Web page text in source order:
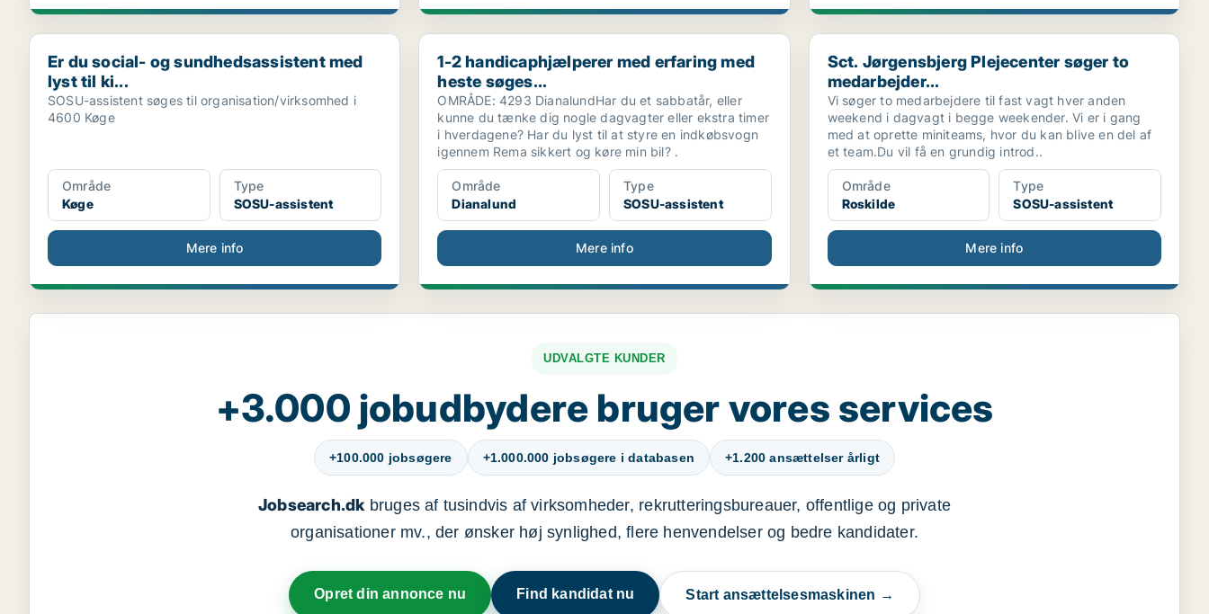
Er du social- og sundhedsassistent med lyst til ki...
Er du social- og sundhedsassistent med
lyst til ki...
SOSU-assistent søges til organisation/virksomhed i
4600 Køge
Område
Køge
Type
SOSU-assistent
Mere info
1-2 handicaphjælperer med erfaring med heste søges...
1-2 handicaphjælperer med erfaring med
heste søges...
OMRÅDE: 4293 DianalundHar du et sabbatår, eller
kunne du tænke dig nogle dagvagter eller ekstra timer
i hverdagene? Har du lyst til at styre en indkøbsvogn
igennem Rema sikkert og køre min bil? .
Område
Dianalund
Type
SOSU-assistent
Mere info
Sct. Jørgensbjerg Plejecenter søger to medarbejder...
Sct. Jørgensbjerg Plejecenter søger to
medarbejder...
Vi søger to medarbejdere til fast vagt hver anden
weekend i dagvagt i begge weekender. Vi er i gang
med at oprette miniteams, hvor du kan blive en del af
et team.Du vil få en grundig introd..
Område
Roskilde
Type
SOSU-assistent
Mere info
UDVALGTE KUNDER
+3.000 jobudbydere bruger vores services
+100.000 jobsøgere +1.000.000 jobsøgere i databasen +1.200 ansættelser årligt
Jobsearch.dkbruges af tusindvis af virksomheder, rekrutteringsbureauer, offentlige og private
organisationer mv., der ønsker høj synlighed, flere henvendelser og bedre kandidater.
Opret din annonce nu Find kandidat nu Start ansættelsesmaskinen →